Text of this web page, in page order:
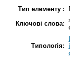
Тип елементу :
Ключові слова:
Типологія: